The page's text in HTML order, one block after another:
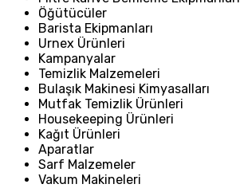
Öğütücüler
Barista Ekipmanları
Urnex Ürünleri
Kampanyalar
Temizlik Malzemeleri
Bulaşık Makinesi Kimyasalları
Mutfak Temizlik Ürünleri
Housekeeping Ürünleri
Kağıt Ürünleri
Aparatlar
Sarf Malzemeler
Vakum Makineleri